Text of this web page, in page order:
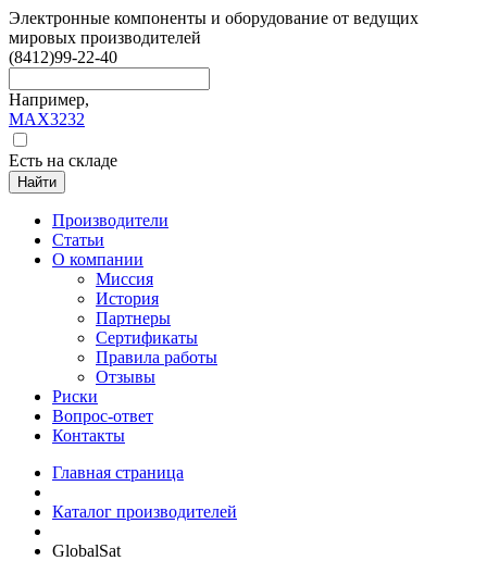
Электронные компоненты и оборудование от ведущих
мировых производителей
(8412)99-22-40
Например,
MAX3232
Есть на складе
Найти
Производители
Статьи
О компании
Миссия
История
Партнеры
Сертификаты
Правила работы
Отзывы
Риски
Вопрос-ответ
Контакты
Главная страница
Каталог производителей
GlobalSat